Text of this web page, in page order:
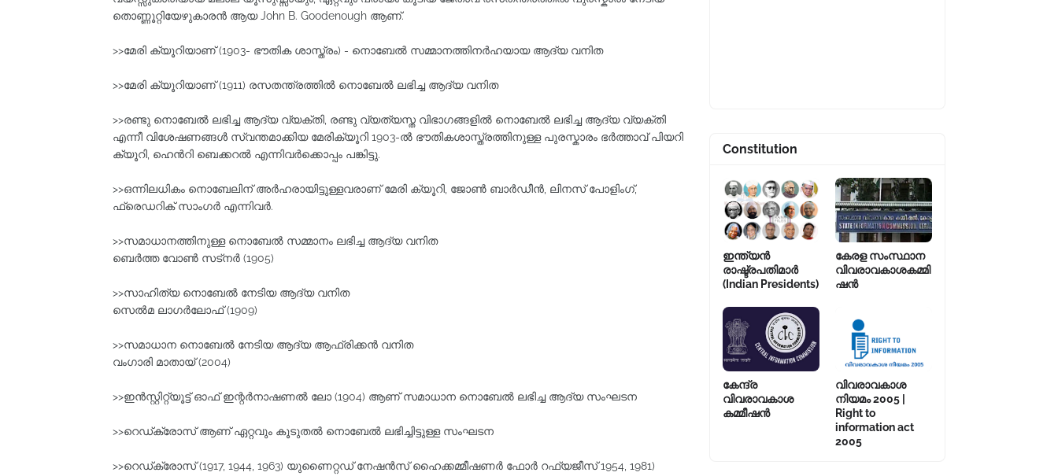
തൊണ്ണൂറ്റിയേഴുകാരൻ ആയ John B. Goodenough ആണ്.
>>മേരി ക്യൂറിയാണ് (1903- ഭൗതിക ശാസ്ത്രം) - നൊബേല്‍ സമ്മാനത്തിനര്‍ഹയായ ആദ്യ വനിത
>>മേരി ക്യൂറിയാണ് (1911) രസതന്ത്രത്തില്‍ നൊബേല്‍ ലഭിച്ച ആദ്യ വനിത
>>രണ്ടു നൊബേല്‍ ലഭിച്ച ആദ്യ വ്യക്തി, രണ്ടു വ്യത്യസ്ത വിഭാഗങ്ങളില്‍ നൊബേല്‍ ലഭിച്ച ആദ്യ വ്യക്തി
എന്നീ വിശേഷണങ്ങള്‍ സ്വന്തമാക്കിയ മേരിക്യൂറി 1903-ല്‍ ഭൗതികശാസ്ത്രത്തിനുള്ള പുരസ്കാരം ഭര്‍ത്താവ് പിയറി
ക്യൂറി, ഹെന്‍റി ബെക്കറല്‍ എന്നിവര്‍ക്കൊപ്പം പങ്കിട്ടു.
>>ഒന്നിലധികം നൊബേലിന് അര്‍ഹരായിട്ടുള്ളവരാണ് മേരി ക്യൂറി, ജോണ്‍ ബാര്‍ഡീന്‍, ലിനസ് പോളിംഗ്,
ഫ്രെഡറിക് സാംഗര്‍ എന്നിവര്‍.
>>സമാധാനത്തിനുള്ള നൊബേല്‍ സമ്മാനം ലഭിച്ച ആദ്യ വനിത
ബെര്‍ത്ത വോണ്‍ സട്നര്‍ (1905)
>>സാഹിത്യ നൊബേല്‍ നേടിയ ആദ്യ വനിത
സെല്‍മ ലാഗര്‍ലോഫ്‌ (1909)
>>സമാധാന നൊബേല്‍ നേടിയ ആദ്യ ആഫ്രിക്കന്‍ വനിത
വംഗാരി മാതായ്‌ (2004)
>>ഇൻസ്റ്റിറ്റ്യൂട്ട് ഓഫ്‌ ഇന്റര്‍നാഷണല്‍ ലോ (1904) ആണ് സമാധാന നൊബേല്‍ ലഭിച്ച ആദ്യ സംഘടന
>>റെഡ്ക്രോസ്‌ ആണ് ഏറ്റവും കൂടുതല്‍ നൊബേല്‍ ലഭിച്ചിട്ടുള്ള സംഘടന
>>റെഡ്ക്രോസ് (1917, 1944, 1963) യുണൈറ്റഡ് നേഷന്‍സ് ഹൈക്കമ്മീഷണര്‍ ഫോര്‍ റഫ്യജീസ് 1954, 1981)
Constitution
ഇന്ത്യൻ
രാഷ്ട്രപതിമാർ
(Indian Presidents)
കേരള സംസ്ഥാന
വിവരാവകാശകമ്മി
ഷൻ
കേന്ദ്ര
വിവരാവകാശ
കമ്മീഷൻ
വിവരാവകാശ
നിയമം 2005 |
Right to
information act
2005